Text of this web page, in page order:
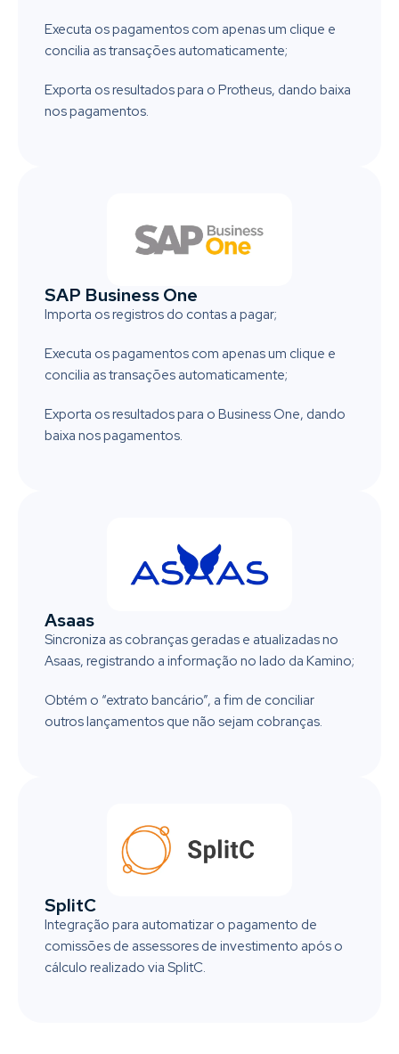
Executa os pagamentos com apenas um clique e
concilia as transações automaticamente;
Exporta os resultados para o Protheus, dando baixa
nos pagamentos.
SAP Business One
Importa os registros do contas a pagar;
Executa os pagamentos com apenas um clique e
concilia as transações automaticamente;
Exporta os resultados para o Business One, dando
baixa nos pagamentos.
Asaas
Sincroniza as cobranças geradas e atualizadas no
Asaas, registrando a informação no lado da Kamino;
Obtém o “extrato bancário”, a fim de conciliar
outros lançamentos que não sejam cobranças.
SplitC
Integração para automatizar o pagamento de
comissões de assessores de investimento após o
cálculo realizado via SplitC.